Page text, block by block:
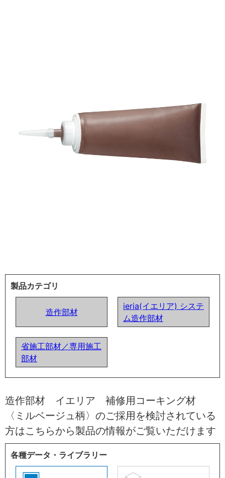
製品カテゴリ
造作部材
ieria(イエリア) システ
ム造作部材
省施工部材／専用施工
部材
造作部材 イエリア 補修用コーキング材
〈ミルベージュ柄〉のご採用を検討されている
方はこちらから製品の情報がご覧いただけます
各種データ・ライブラリー